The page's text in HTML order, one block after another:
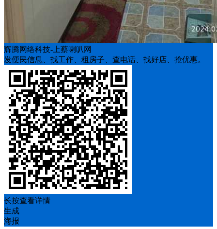
辉腾网络科技-上蔡喇叭网
发便民信息、找工作、租房子、查电话、找好店、抢优惠。
长按查看详情
生成
海报